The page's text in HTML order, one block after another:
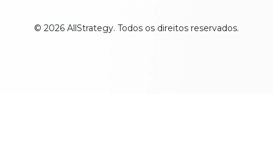
© 2026 AllStrategy. Todos os direitos reservados.